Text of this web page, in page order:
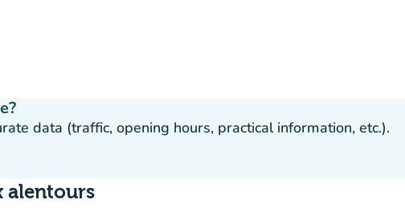
data (traffic, opening hours, practical information, etc.).
alentours